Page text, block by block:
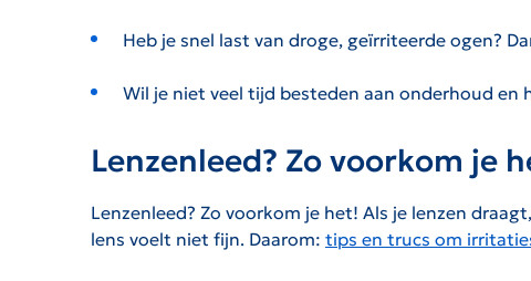
Heb je snel last van droge, geïrriteerde ogen?
Wil je niet veel tijd besteden aan onderhoud en
Lenzenleed? Zo voorkom je
Lenzenleed? Zo voorkom je het! Als je lenzen
lens voelt niet fijn. Daarom: tips en trucs om